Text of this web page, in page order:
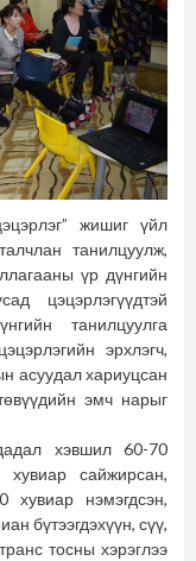
жишиг үйл
танилцуулж,
үр дүнгийн
цэцэрлэгүүдтэй
танилцуулга
эрхлэгч,
асуудал хариуцсан
эмч нарыг
хэвшил 60-70
сайжирсан,
хувиар нэмэгдсэн,
бүтээгдэхүүн, сүү,
тосны хэрэглээ